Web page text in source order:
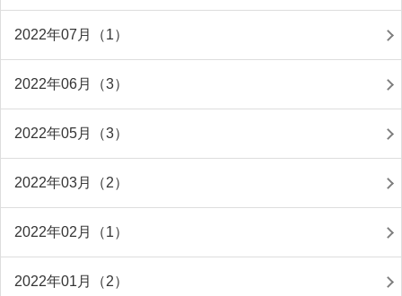
2022年07月（1）
2022年06月（3）
2022年05月（3）
2022年03月（2）
2022年02月（1）
2022年01月（2）